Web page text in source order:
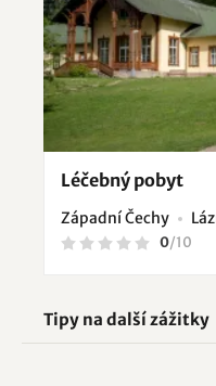
Léčebný pobyt
Západní Čechy
0/10
Tipy na další zážitky